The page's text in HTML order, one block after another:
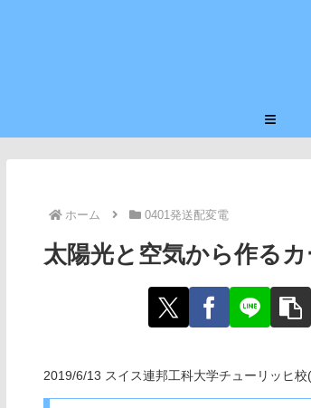
≡
ホーム 0401発送配変電
太陽光と空気から作る
2019/6/13 スイス連邦工科大学チューリッヒ校